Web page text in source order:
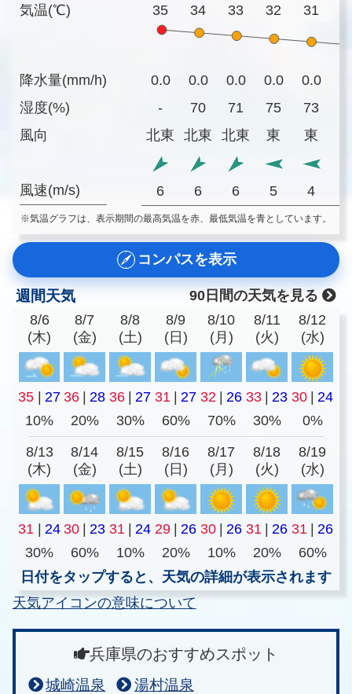
気温(℃)
降水量(mm/h)
湿度(%)
風向
風速(m/s)
35 34 33 32 31
0.0 0.0 0.0 0.0 0.0
-
70 71 75 73
北東
北東 北東 東 東
6 6 6 5 4
※気温グラフは、表示期間の最高気温を赤、最低気温を青としています。
コンパスを表示
週間天気
90日間の天気を見る
8/6
(木)
8/7
(金)
8/8
(土)
8/9
(日)
8/10
(月)
8/11
(火)
8/12
(水)
35 27 36 28 36 27 31 27 32 26 33 23 30
24
10%
20% 30% 60% 70% 30% 0%
8/13
(木)
8/14
(金)
8/15
(土)
8/16
(日)
8/17
(月)
8/18
(火)
8/19
(水)
31 24 30 23 31 24 29 26 30 26 31 26 31
26
30%
60% 10% 20% 10% 20%
60%
日付をタップすると、天気の詳細が表示されます
天気アイコンの意味について
兵庫県のおすすめスポット
城崎温泉
湯村温泉